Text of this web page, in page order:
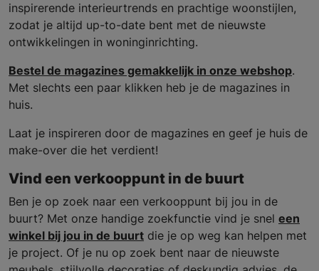
inspirerende interieurtrends en prachtige woonstijlen,
zodat je altijd up-to-date bent met de nieuwste
ontwikkelingen in woninginrichting.
Bestel de magazines gemakkelijk in onze webshop.
Met slechts een paar klikken heb je de magazines in
huis.
Laat je inspireren door de magazines en geef je huis de
make-over die het verdient!
Vind een verkooppunt in de buurt
Ben je op zoek naar een verkooppunt bij jou in de
buurt? Met onze handige zoekfunctie vind je snel een
winkel bij jou in de buurt die je op weg kan helpen met
je project. Of je nu op zoek bent naar de nieuwste